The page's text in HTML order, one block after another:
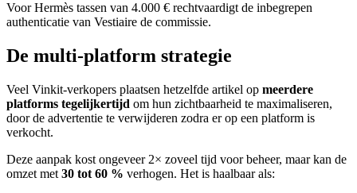
Voor Hermès tassen van 4.000 € rechtvaardigt de inbegrepen
authenticatie van Vestiaire de commissie.
De multi-platform strategie
Veel Vinkit-verkopers plaatsen hetzelfde artikel op meerdere
platforms tegelijkertijd om hun zichtbaarheid te maximaliseren,
door de advertentie te verwijderen zodra er op een platform is
verkocht.
Deze aanpak kost ongeveer 2× zoveel tijd voor beheer, maar kan de
omzet met 30 tot 60 % verhogen. Het is haalbaar als: